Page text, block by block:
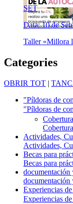
SET
Data: 10 de
Taller «Millora
Categories
OBRIR TOT |
"Píldoras de
"Píldoras de
Actividades,
Actividades,
Becas para
Becas para
documentación
documentación
Experiencias
Experiencias